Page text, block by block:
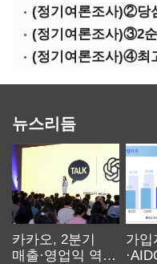
뉴스리듬
카카오, 2분기
매출·영업익 역대
가입